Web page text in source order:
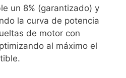
un 8% (garantizado) y
la curva de potencia
de motor con
al máximo el